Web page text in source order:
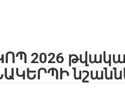
2026